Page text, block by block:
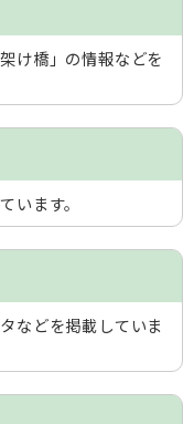
け橋」の情報などを
います。
などを掲載していま